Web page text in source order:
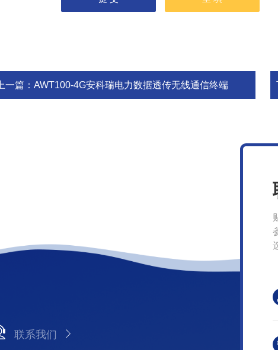
上一篇： AWT100-4G安科瑞电力数据透传无线通信终端
联系我们